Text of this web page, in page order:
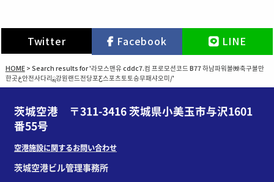
r
:
Twitter Facebook LINE
HOME> Search results for '라모스맨유 cddc7.컴 프로모션코드 B77 하남파워볼㈸축구볼만
한곳ځ안전사다리ྶ강원랜드전당포Ƹ스포츠토토승무패샤오미/'
茨城空港 〒311-3416 茨城県小美玉市与沢1601
番55号
空港施設に関するお問い合わせ
茨城空港ビル管理事務所